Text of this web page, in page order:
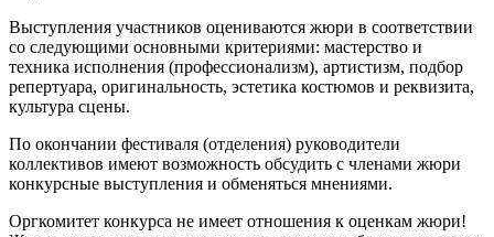
Выступления участников оцениваются жюри в соответствии
со следующими основными критериями: мастерство и
техника исполнения (профессионализм), артистизм, подбор
репертуара, оригинальность, эстетика костюмов и реквизита,
культура сцены.
По окончании фестиваля (отделения) руководители
коллективов имеют возможность обсудить с членами жюри
конкурсные выступления и обменяться мнениями.
Оргкомитет конкурса не имеет отношения к оценкам жюри!